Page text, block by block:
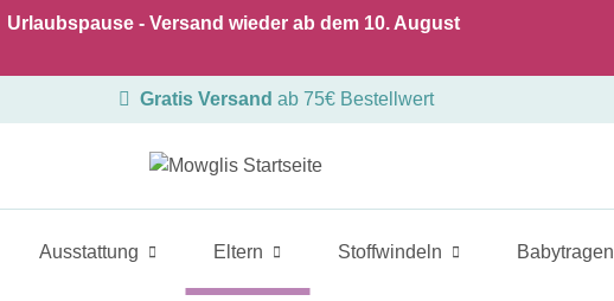
Urlaubspause - Versand wieder ab dem 10. August
Gratis Versand ab 75€ Bestellwert
Ausstattung Eltern Stoffwindeln Babytragen